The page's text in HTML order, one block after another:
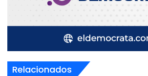
Relacionados